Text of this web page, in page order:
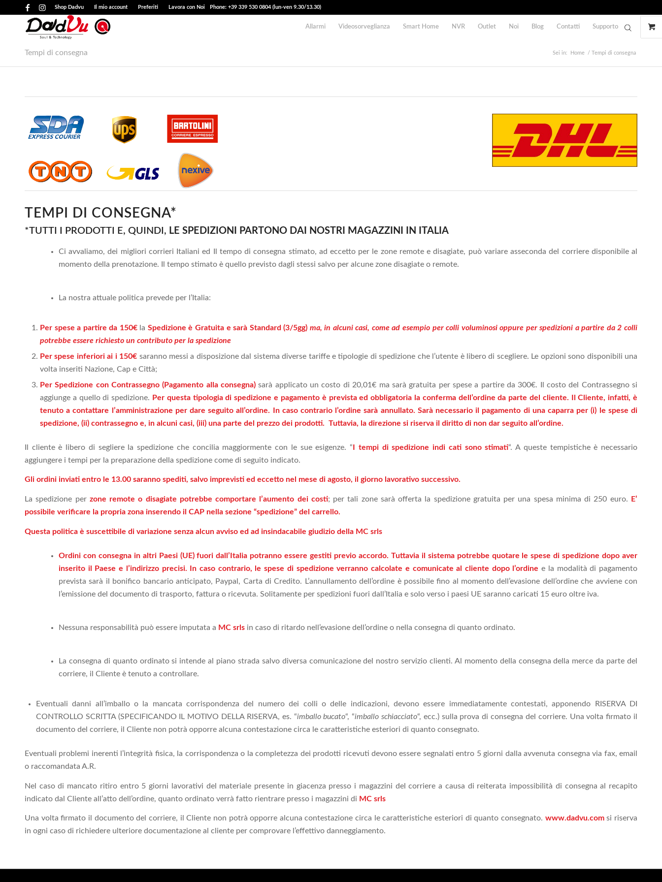
Shop Dadvu Il mio account Preferiti Lavora con Noi Phone: +39 339 530 0804 (lun-ven 9.30/13.30)
Allarmi Videosorveglianza Smart Home NVR Outlet Noi Blog Contatti Supporto
Tempi di consegna Sei in: Home / Tempi di consegna
TEMPI DI CONSEGNA*
*TUTTI I PRODOTTI E, QUINDI, LE SPEDIZIONI PARTONO DAI NOSTRI MAGAZZINI IN ITALIA
Ci avvaliamo, dei migliori corrieri Italiani ed Il tempo di consegna stimato, ad eccetto per le zone remote e disagiate, può variare asseconda del corriere disponibile al
momento della prenotazione. Il tempo stimato è quello previsto dagli stessi salvo per alcune zone disagiate o remote.
La nostra attuale politica prevede per l’Italia:
Per spese a partire da 150€la Spedizione è Gratuita e sarà Standard (3/5gg) ma, in alcuni casi, come ad esempio per colli voluminosi oppure per spedizioni a partire da 2 colli
potrebbe essere richiesto un contributo per la spedizione
Per spese inferiori ai i 150€ saranno messi a disposizione dal sistema diverse tariffe e tipologie di spedizione che l’utente è libero di scegliere. Le opzioni sono disponibili una
volta inseriti Nazione, Cap e Città;
Per Spedizione con Contrassegno (Pagamento alla consegna)sarà applicato un costo di 20,01€ ma sarà gratuita per spese a partire da 300€. Il costo del Contrassegno si
aggiunge a quello di spedizione. Per questa tipologia di spedizione e pagamento è prevista ed obbligatoria la conferma dell’ordine da parte del cliente. Il Cliente, infatti, è
tenuto a contattare l’amministrazione per dare seguito all’ordine. In caso contrario l’ordine sarà annullato. Sarà necessario il pagamento di una caparra per (i) le spese di
spedizione, (ii) contrassegno e, in alcuni casi, (iii) una parte del prezzo dei prodotti. Tuttavia, la direzione si riserva il diritto di non dar seguito all’ordine.
Il cliente è libero di segliere la spedizione che concilia maggiormente con le sue esigenze. “ I tempi di spedizione indi cati sono stimati“. A queste tempistiche è necessario
aggiungere i tempi per la preparazione della spedizione come di seguito indicato.
Gli ordini inviati entro le 13.00 saranno spediti, salvo imprevisti ed eccetto nel mese di agosto, il giorno lavorativo successivo.
La spedizione per zone remote o disagiate potrebbe comportare l’aumento dei costi; per tali zone sarà offerta la spedizione gratuita per una spesa minima di 250 euro.
E’
possibile verificare la propria zona inserendo il CAP nella sezione “spedizione” del carrello.
Questa politica è suscettibile di variazione senza alcun avviso ed ad insindacabile giudizio della MC srls
Ordini con consegna in altri Paesi (UE) fuori dall’Italia potranno essere gestiti previo accordo. Tuttavia il sistema potrebbe quotare le spese di spedizione dopo aver
inserito il Paese e l’indirizzo precisi. In caso contrario, le spese di spedizione verranno calcolate e comunicate al cliente dopo l’ordine e la modalità di pagamento
prevista sarà il bonifico bancario anticipato, Paypal, Carta di Credito. L’annullamento dell’ordine è possibile fino al momento dell’evasione dell’ordine che avviene con
l’emissione del documento di trasporto, fattura o ricevuta. Solitamente per spedizioni fuori dall’Italia e solo verso i paesi UE saranno caricati 15 euro oltre iva.
Nessuna responsabilità può essere imputata a MC srls in caso di ritardo nell’evasione dell’ordine o nella consegna di quanto ordinato.
La consegna di quanto ordinato si intende al piano strada salvo diversa comunicazione del nostro servizio clienti. Al momento della consegna della merce da parte del
corriere, il Cliente è tenuto a controllare.
Eventuali danni all’imballo o la mancata corrispondenza del numero dei colli o delle indicazioni, devono essere immediatamente contestati, apponendo RISERVA DI
CONTROLLO SCRITTA (SPECIFICANDO IL MOTIVO DELLA RISERVA, es. “imballo bucato“, “imballo schiacciato“, ecc.) sulla prova di consegna del corriere. Una volta firmato il
documento del corriere, il Cliente non potrà opporre alcuna contestazione circa le caratteristiche esteriori di quanto consegnato.
Eventuali problemi inerenti l’integrità fisica, la corrispondenza o la completezza dei prodotti ricevuti devono essere segnalati entro 5 giorni dalla avvenuta consegna via fax, email
o raccomandata A.R.
Nel caso di mancato ritiro entro 5 giorni lavorativi del materiale presente in giacenza presso i magazzini del corriere a causa di reiterata impossibilità di consegna al recapito
indicato dal Cliente all’atto dell’ordine, quanto ordinato verrà fatto rientrare presso i magazzini di MC srls
Una volta firmato il documento del corriere, il Cliente non potrà opporre alcuna contestazione circa le caratteristiche esteriori di quanto consegnato. www.dadvu.comsi riserva
in ogni caso di richiedere ulteriore documentazione al cliente per comprovare l’effettivo danneggiamento.